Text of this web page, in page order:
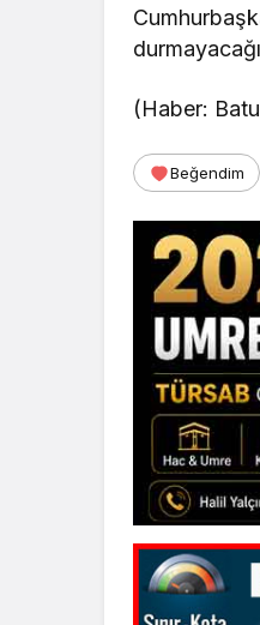
(Haber:
Beğendim